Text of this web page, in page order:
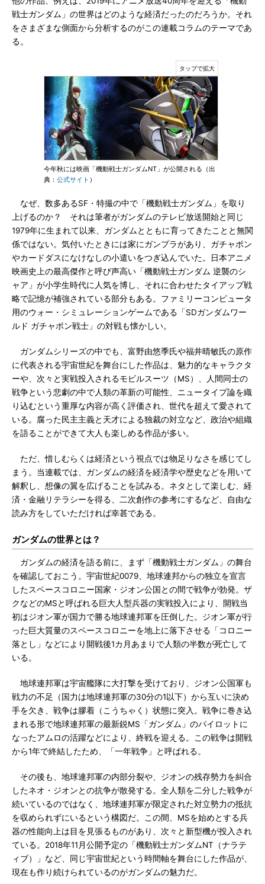
戦士ガンダム」の世界はどのような経済だったのだろうか。それ
をさまざまな側面から分析するのがこの連載コラムのテーマであ
る。
今年秋には映画「機動戦士ガンダムNT」が公開される（出
典： 公式サイト ）
なぜ、数多あるSF・特撮の中で「機動戦士ガンダム」を取り
上げるのか？ それは筆者がガンダムのテレビ放送開始と同じ
1979年に生まれて以来、ガンダムとともに育ってきたことと無関
係ではない。気付いたときには家にガンプラがあり、ガチャポン
やカードダスになけなしの小遣いをつぎ込んでいた。日本アニメ
映画史上の最高傑作と呼び声高い「機動戦士ガンダム 逆襲のシ
ャア」が小学生時代に人気を博し、それに合わせたタイアップ戦
略で記憶が補強されている部分もある。ファミリーコンピュータ
用のウォー・シミュレーションゲームである「SDガンダムワー
ルド ガチャポン戦士」の対戦も懐かしい。
ガンダムシリーズの中でも、富野由悠季氏や福井晴敏氏の原作
に代表される宇宙世紀を舞台にした作品は、魅力的なキャラクタ
ーや、次々と実戦投入されるモビルスーツ（MS）、人間同士の
戦争という悲劇の中で人類の革新の可能性、ニュータイプ論を織
り込むという重厚な内容が高く評価され、世代を超えて愛されて
いる。腐った民主主義と天才による独裁の対立など、政治や組織
を語ることができて大人も楽しめる作品が多い。
ただ、惜しむらくは経済という視点では物足りなさを感じてし
まう。当連載では、ガンダムの経済を経済学や歴史などを用いて
解釈し、想像の翼を広げることを試みる。ネタとして楽しむ、経
済・金融リテラシーを得る、二次創作の参考にするなど、自由な
読み方をしていただければ幸甚である。
ガンダムの世界とは？
ガンダムの経済を語る前に、まず「機動戦士ガンダム」の舞台
を確認しておこう。宇宙世紀0079、地球連邦からの独立を宣言
したスペースコロニー国家・ジオン公国との間で戦争が勃発。ザ
クなどのMSと呼ばれる巨大人型兵器の実戦投入により、開戦当
初はジオン軍が国力で勝る地球連邦軍を圧倒した。ジオン軍が行
った巨大質量のスペースコロニーを地上に落下させる「コロニー
落とし」などにより開戦後1カ月あまりで人類の半数が死亡して
いる。
地球連邦軍は宇宙艦隊に大打撃を受けており、ジオン公国軍も
戦力の不足（国力は地球連邦軍の30分の1以下）から互いに決め
手を欠き、戦争は膠着（こうちゃく）状態に突入。戦争に巻き込
まれる形で地球連邦軍の最新鋭MS「ガンダム」のパイロットに
なったアムロの活躍などにより、終戦を迎える。この戦争は開戦
から1年で終結したため、「一年戦争」と呼ばれる。
その後も、地球連邦軍の内部分裂や、ジオンの残存勢力を糾合
したネオ・ジオンとの抗争が散発する。全人類を二分した戦争が
続いているのではなく、地球連邦軍が限定された対立勢力の抵抗
を収められずにいるという構図だ。この間、MSを始めとする兵
器の性能向上は目を見張るものがあり、次々と新型機が投入され
ている。2018年11月公開予定の「機動戦士ガンダムNT（ナラテ
ィブ）」など、同じ宇宙世紀という時間軸を舞台にした作品が、
現在も作り続けられているのがガンダムの魅力だ。